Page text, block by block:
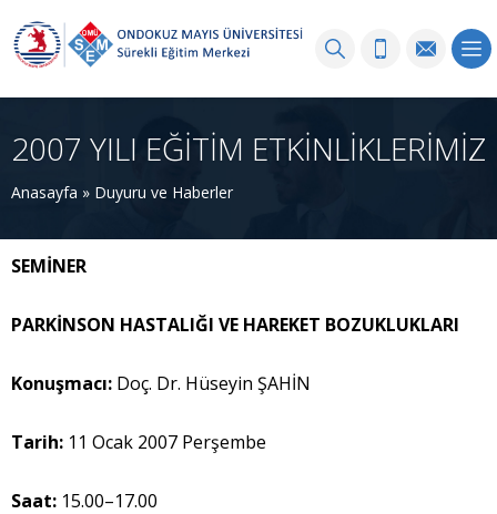
2007 YILI EĞİTİM ETKİNLİKLERİMİZ
Anasayfa » Duyuru ve Haberler
SEMİNER
PARKİNSON HASTALIĞI VE HAREKET BOZUKLUKLARI
Konuşmacı: Doç. Dr. Hüseyin ŞAHİN
Tarih: 11 Ocak 2007 Perşembe
Saat: 15.00–17.00